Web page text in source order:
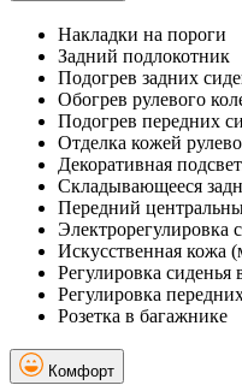
Накладки на пороги
Задний подлокотник
Подогрев задних
Обогрев рулевого
Подогрев передних
Отделка кожей
Декоративная
Складывающееся
Передний
Электрорегулировка
Искусственная кожа
Регулировка сиденья
Регулировка
Розетка в багажнике
Комфорт